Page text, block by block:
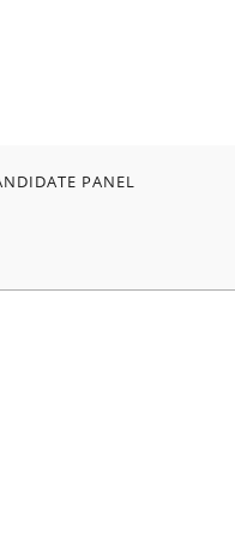
PANEL